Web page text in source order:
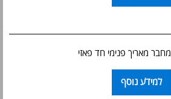
מחבר מאריך פנימי חד פאזי
למידע נוסף